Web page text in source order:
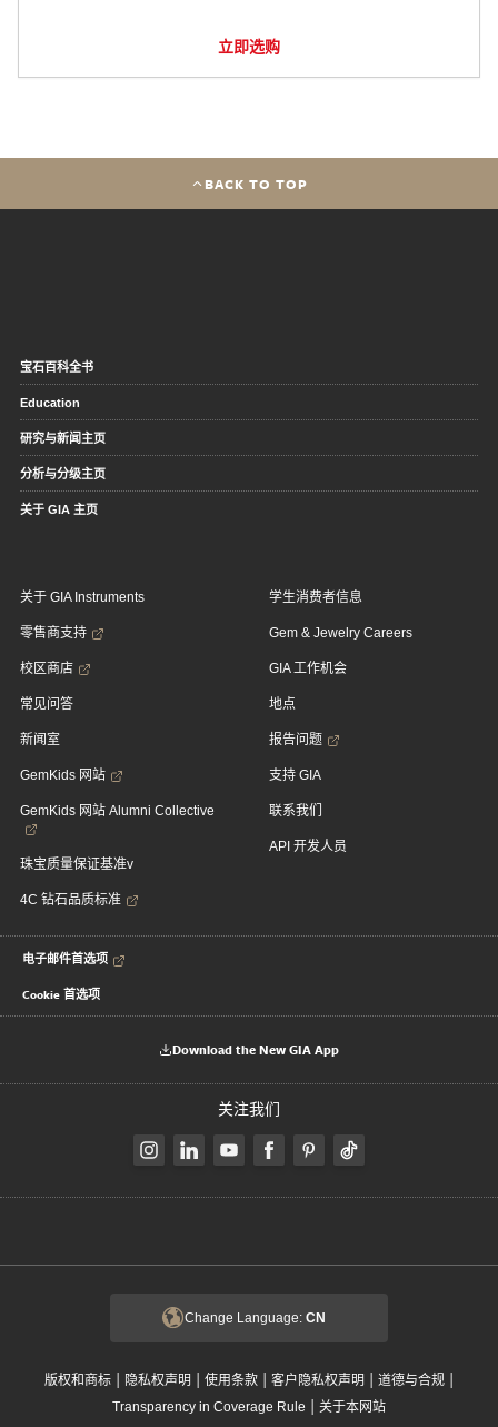
立即选购
BACK TO TOP
宝石百科全书
Education
研究与新闻主页
分析与分级主页
关于 GIA 主页
关于 GIA Instruments
零售商支持
校区商店
常见问答
新闻室
GemKids 网站
GemKids 网站 Alumni Collective
珠宝质量保证基准v
4C 钻石品质标准
学生消费者信息
Gem & Jewelry Careers
GIA 工作机会
地点
报告问题
支持 GIA
联系我们
API 开发人员
电子邮件首选项
Cookie 首选项
Download the New GIA App
关注我们
Change Language: CN
版权和商标 | 隐私权声明 | 使用条款 | 客户隐私权声明 | 道德与合规 |
Transparency in Coverage Rule | 关于本网站